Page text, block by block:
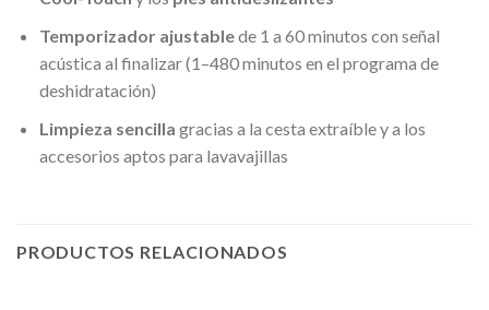
Temporizador ajustablede 1 a 60 minutos con señal
acústica al finalizar (1–480 minutos en el programa de
deshidratación)
Limpieza sencilla gracias a la cesta extraíble y a los
accesorios aptos para lavavajillas
PRODUCTOS RELACIONADOS